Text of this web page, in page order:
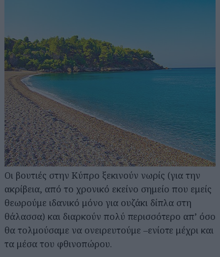
Οι βουτιές στην Κύπρο ξεκινούν νωρίς (για την
ακρίβεια, από το χρονικό εκείνο σημείο που εμείς
θεωρούμε ιδανικό μόνο για ουζάκι δίπλα στη
θάλασσα) και διαρκούν πολύ περισσότερο απ’ όσο
θα τολμούσαμε να ονειρευτούμε –ενίοτε μέχρι και
τα μέσα του φθινοπώρου.